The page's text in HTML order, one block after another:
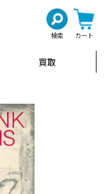
検索 カート
買取